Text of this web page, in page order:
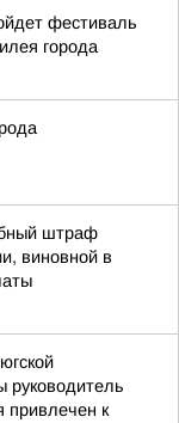
фестиваль
города
штраф
виновной в
руководитель
привлечен к